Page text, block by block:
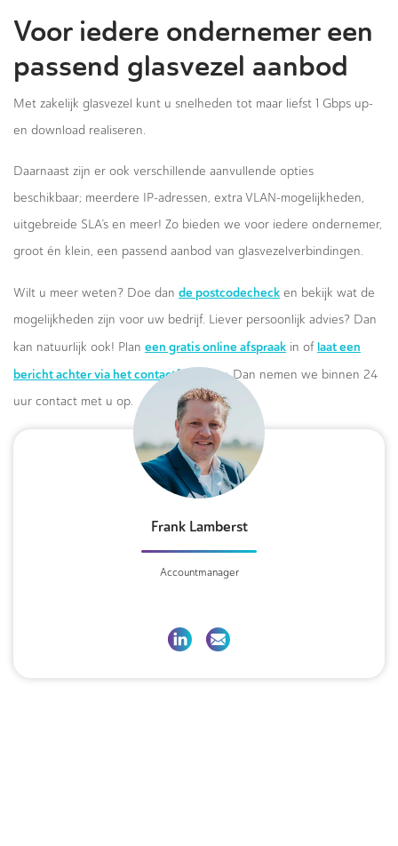
Voor iedere ondernemer een
passend glasvezel aanbod
Met zakelijk glasvezel kunt u snelheden tot maar liefst 1 Gbps up-
en download realiseren.
Daarnaast zijn er ook verschillende aanvullende opties
beschikbaar; meerdere IP-adressen, extra VLAN-mogelijkheden,
uitgebreide SLA’s en meer! Zo bieden we voor iedere ondernemer,
groot én klein, een passend aanbod van glasvezelverbindingen.
Wilt u meer weten? Doe dan de postcodecheck en bekijk wat de
mogelijkheden zijn voor uw bedrijf. Liever persoonlijk advies? Dan
kan natuurlijk ook! Plan een gratis online afspraak in of laat een
bericht achter via het contactformulier.Dan nemen we binnen 24
uur contact met u op.
Frank Lamberst
Accountmanager